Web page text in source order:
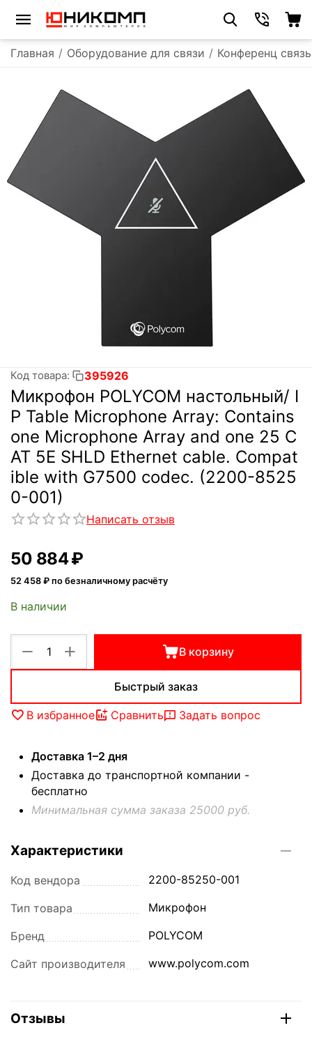
Главная / Оборудование для связи / Конференц связь
Код товара: 395926
Микрофон POLYCOM настольный/ I
P Table Microphone Array: Contains
one Microphone Array and one 25 C
AT 5E SHLD Ethernet cable. Compat
ible with G7500 codec. (2200-8525
0-001)
Написать отзыв
50 884₽
52 458 ₽ по безналичному расчёту
В наличии
+
− В корзину
Быстрый заказ
В избранное Сравнить Задать вопрос
Доставка 1–2 дня
Доставка до транспортной компании -
бесплатно
Минимальная сумма заказа 25000 руб.
Характеристики
Код вендора 2200-85250-001
Тип товара Микрофон
Бренд POLYCOM
Сайт производителя www.polycom.com
Отзывы